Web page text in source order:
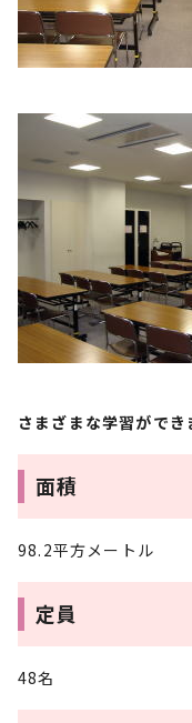
さまざまな学習ができ
面積
98.2平方メートル
定員
48名